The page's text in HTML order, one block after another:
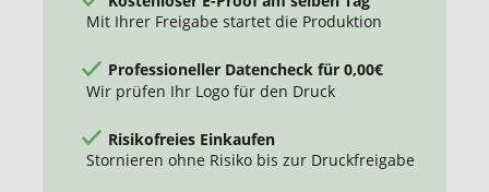
Mit Ihrer Freigabe startet die Produktion
Professioneller Datencheck für 0,00€
Wir prüfen Ihr Logo für den Druck
Risikofreies Einkaufen
Stornieren ohne Risiko bis zur Druckfreigabe